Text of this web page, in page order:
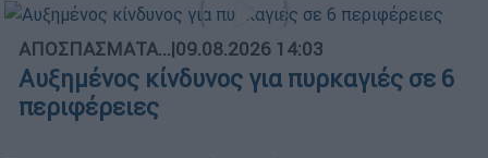
ΑΠΟΣΠΑΣΜΑΤΑ...|09.08.2026 14:03
Αυξημένος κίνδυνος για πυρκαγιές σε 6
περιφέρειες